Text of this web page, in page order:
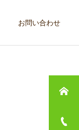
お問い合わせ